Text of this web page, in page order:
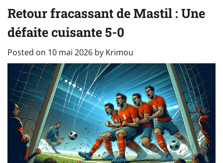
Retour fracassant de Mastil : Une
défaite cuisante 5-0
Posted on 10 mai 2026 by Krimou